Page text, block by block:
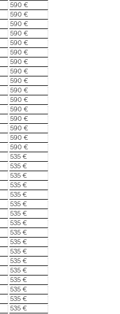
590 €
590 €
590 €
590 €
590 €
590 €
590 €
590 €
590 €
590 €
590 €
590 €
590 €
590 €
590 €
590 €
535 €
535 €
535 €
535 €
535 €
535 €
535 €
535 €
535 €
535 €
535 €
535 €
535 €
535 €
535 €
535 €
535 €